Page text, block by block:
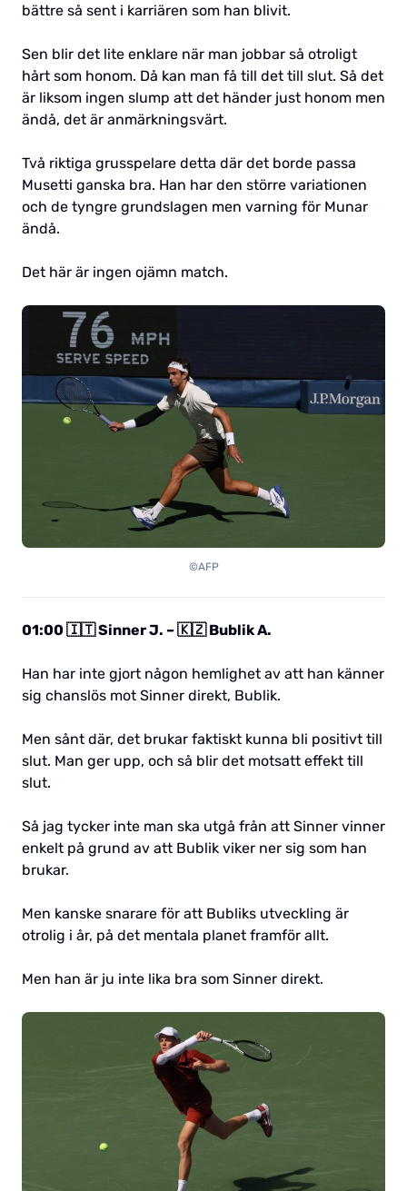
bättre så sent i karriären som han blivit.
Sen blir det lite enklare när man jobbar så otroligt
hårt som honom. Då kan man få till det till slut. Så det
är liksom ingen slump att det händer just honom men
ändå, det är anmärkningsvärt.
Två riktiga grusspelare detta där det borde passa
Musetti ganska bra. Han har den större variationen
och de tyngre grundslagen men varning för Munar
ändå.
Det här är ingen ojämn match.
©AFP
01:00 🇮🇹 Sinner J. – 🇰🇿 Bublik A.
Han har inte gjort någon hemlighet av att han känner
sig chanslös mot Sinner direkt, Bublik.
Men sånt där, det brukar faktiskt kunna bli positivt till
slut. Man ger upp, och så blir det motsatt effekt till
slut.
Så jag tycker inte man ska utgå från att Sinner vinner
enkelt på grund av att Bublik viker ner sig som han
brukar.
Men kanske snarare för att Bubliks utveckling är
otrolig i år, på det mentala planet framför allt.
Men han är ju inte lika bra som Sinner direkt.